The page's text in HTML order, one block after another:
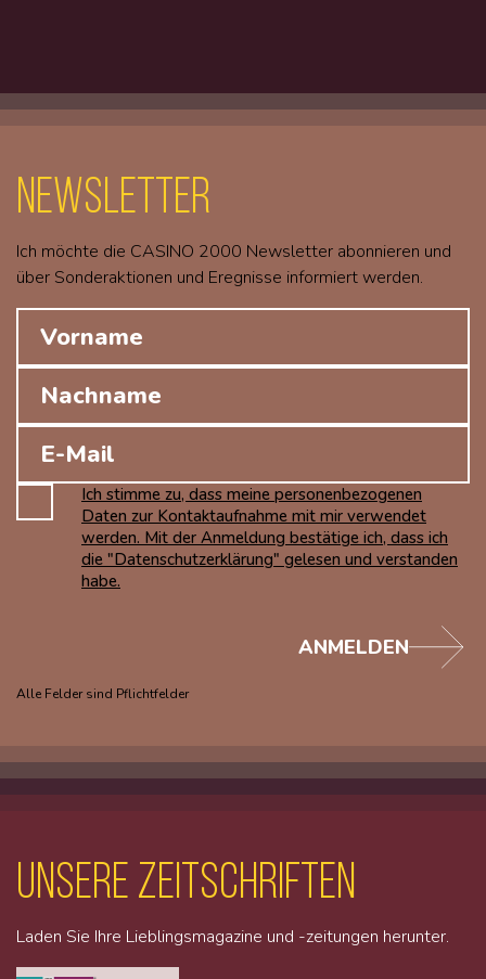
Newsletter
Ich möchte die CASINO 2000 Newsletter abonnieren und
über Sonderaktionen und Eregnisse informiert werden.
Ich stimme zu, dass meine personenbezogenen
Daten zur Kontaktaufnahme mit mir verwendet
werden. Mit der Anmeldung bestätige ich, dass ich
die "Datenschutzerklärung" gelesen und verstanden
habe.
Alle Felder sind Pflichtfelder
ANMELDEN
unsere Zeitschriften
Laden Sie Ihre Lieblingsmagazine und -zeitungen herunter.